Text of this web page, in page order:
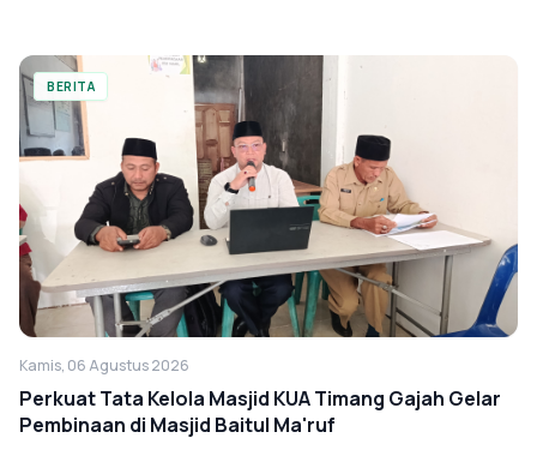
BERITA
Kamis, 06 Agustus 2026
Perkuat Tata Kelola Masjid KUA Timang Gajah Gelar
Pembinaan di Masjid Baitul Ma'ruf